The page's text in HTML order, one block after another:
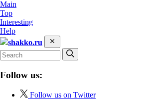
Main
Top
Interesting
Help
shakko.ru
Follow us:
Follow us on Twitter